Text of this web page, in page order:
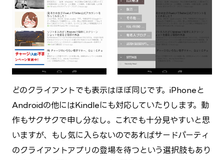
どのクライアントでも表示はほぼ同じです。iPhoneと
Androidの他にはKindleにも対応していたりします。動
作もサクサクで申し分なし。これでも十分見やすいと思
いますが、もし気に入らないのであればサードパーティ
のクライアントアプリの登場を待つという選択肢もあり